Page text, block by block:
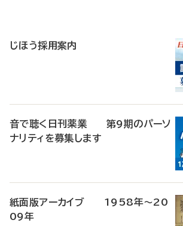
じほう採用案内
音で聴く日刊薬業 第9期のパーソ
ナリティを募集します
紙面版アーカイブ 1958年～20
09年